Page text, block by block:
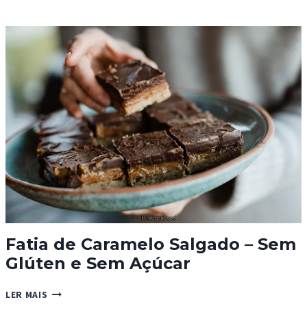
PARA
SANDUÍCHES
Fatia de Caramelo Salgado – Sem
Glúten e Sem Açúcar
LER MAIS FATIA